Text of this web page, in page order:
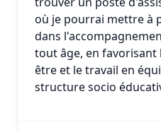
où je pourrai mettre à
dans
tout âge, en favorisant
être et le travail en
structure socio